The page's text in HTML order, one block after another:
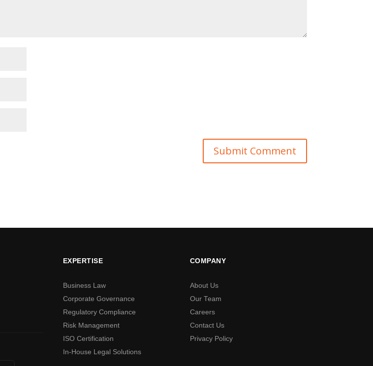
Submit Comment
EXPERTISE
Business Law
Corporate Governance
Regulatory Compliance
Risk Management
ISO Certification
In-House Legal Solutions
COMPANY
About Us
Our Team
Careers
Contact Us
Privacy Policy